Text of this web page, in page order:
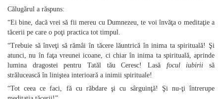
Călugărul a răspuns:
“Ei bine, dacă vrei să fii mereu cu Dumnezeu, te voi învăţa o meditaţie a
tăcerii pe care o poţi practica tot timpul.
“Trebuie să înveţi să rămâi în tăcere lăuntrică în inima ta spirituală! Şi
atunci, nu în faţa vreunei icoane, ci chiar în inima ta spirituală, aprinde
lumina dragostei pentru Tatăl tău Ceresc! Lasă focul iubirii să
strălucească în liniştea interioară a inimii spirituale!
“Tot ceea ce faci, fă cu răbdare şi cu sârguinţă! Şi nu‑ţi întrerupe